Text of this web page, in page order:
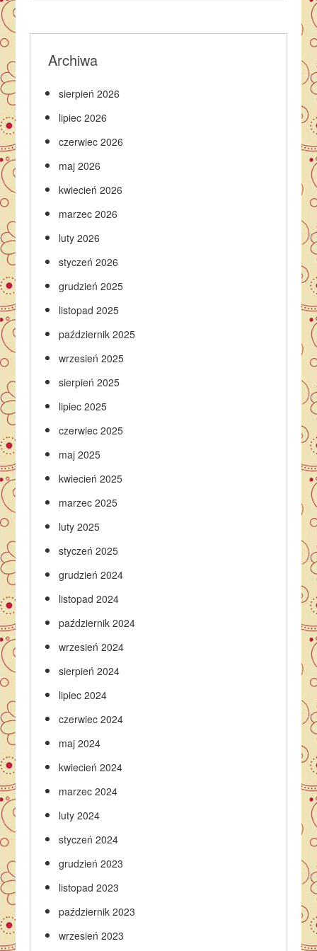
Archiwa
sierpień 2026
lipiec 2026
czerwiec 2026
maj 2026
kwiecień 2026
marzec 2026
luty 2026
styczeń 2026
grudzień 2025
listopad 2025
październik 2025
wrzesień 2025
sierpień 2025
lipiec 2025
czerwiec 2025
maj 2025
kwiecień 2025
marzec 2025
luty 2025
styczeń 2025
grudzień 2024
listopad 2024
październik 2024
wrzesień 2024
sierpień 2024
lipiec 2024
czerwiec 2024
maj 2024
kwiecień 2024
marzec 2024
luty 2024
styczeń 2024
grudzień 2023
listopad 2023
październik 2023
wrzesień 2023